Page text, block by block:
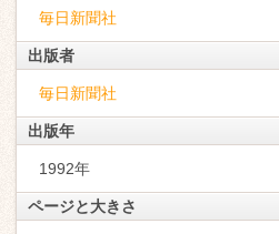
毎日新聞社
出版者
毎日新聞社
出版年
1992年
ページと大きさ